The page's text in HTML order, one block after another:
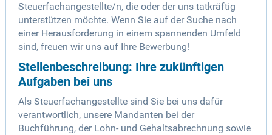
Steuerfachangestellte/n, die oder der uns tatkräftig
unterstützen möchte. Wenn Sie auf der Suche nach
einer Herausforderung in einem spannenden Umfeld
sind, freuen wir uns auf Ihre Bewerbung!
Stellenbeschreibung: Ihre zukünftigen
Aufgaben bei uns
Als Steuerfachangestellte sind Sie bei uns dafür
verantwortlich, unsere Mandanten bei der
Buchführung, der Lohn- und Gehaltsabrechnung sowie